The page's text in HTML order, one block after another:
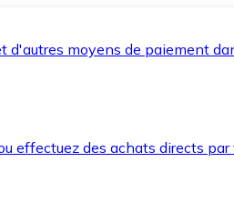
moyens de paiement
effectuez des achats directs par